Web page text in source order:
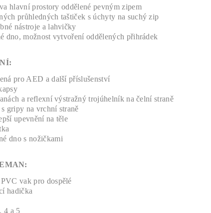
hlavní prostory oddělené pevným zipem
průhledných taštiček s úchyty na suchý zip
nástroje a lahvičky
dno, možnost vytvoření oddělených přihrádek
pro AED a další příslušenství
a reflexní výstražný trojúhelník na čelní straně
gripy na vrchní straně
upevnění na těle
dno s nožičkami
vak pro dospělé
hadička
4 a 5